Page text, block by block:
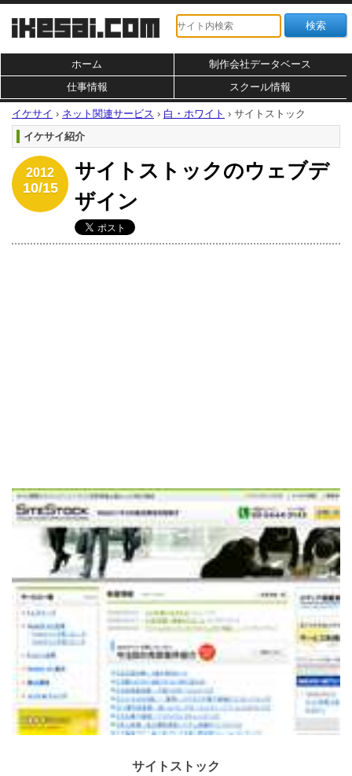
ホーム
制作会社データベース
仕事情報
スクール情報
イケサイ › ネット関連サービス › 白・ホワイト › サイトストック
イケサイ紹介
2012
10/15
サイトストックのウェブデ
ザイン
サイトストック